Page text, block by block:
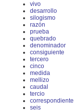
vivo
desarrollo
silogismo
razón
prueba
quebrado
denominador
consiguiente
tercero
cinco
medida
mellizo
caudal
tercio
correspondiente
seis